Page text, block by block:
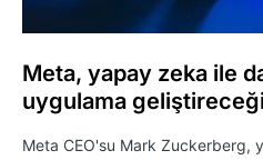
Meta, yapay zeka ile
uygulama
Meta CEO'su Mark Zuckerberg,